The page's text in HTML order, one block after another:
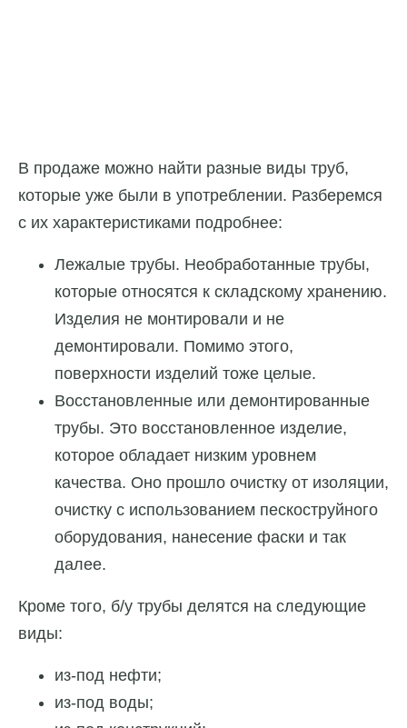
В продаже можно найти разные виды труб,
которые уже были в употреблении. Разберемся
с их характеристиками подробнее:
Лежалые трубы. Необработанные трубы,
которые относятся к складскому хранению.
Изделия не монтировали и не
демонтировали. Помимо этого,
поверхности изделий тоже целые.
Восстановленные или демонтированные
трубы. Это восстановленное изделие,
которое обладает низким уровнем
качества. Оно прошло очистку от изоляции,
очистку с использованием пескоструйного
оборудования, нанесение фаски и так
далее.
Кроме того, б/у трубы делятся на следующие
виды:
из-под нефти;
из-под воды;